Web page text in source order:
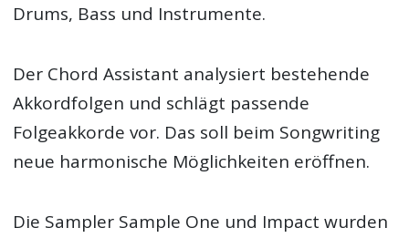
Drums, Bass und Instrumente.
Der Chord Assistant analysiert bestehende
Akkordfolgen und schlägt passende
Folgeakkorde vor. Das soll beim Songwriting
neue harmonische Möglichkeiten eröffnen.
Die Sampler Sample One und Impact wurden